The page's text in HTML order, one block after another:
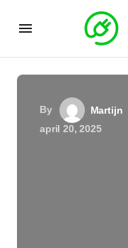
By
Martijn
april 20, 2025